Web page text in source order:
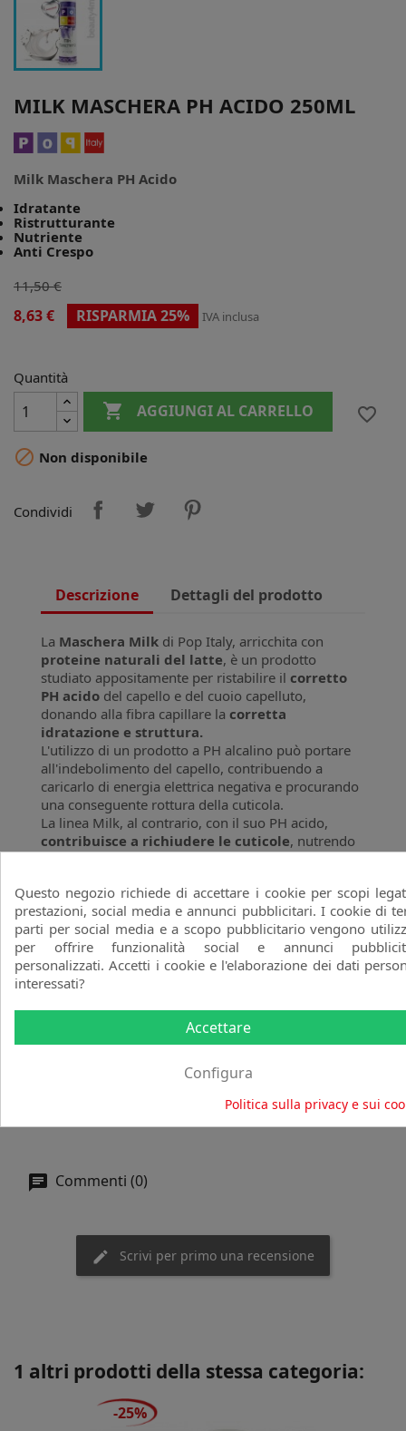
MILK MASCHERA PH ACIDO 250ML
Milk Maschera PH Acido
Idratante
Ristrutturante
Nutriente
Anti Crespo
11,50 €
8,63 € RISPARMIA 25% IVA inclusa
Quantità
 AGGIUNGI AL CARRELLO
favorite_border
 Non disponibile
Condividi
Descrizione Dettagli del prodotto
La Maschera Milk di Pop Italy, arricchita con
proteine naturali del latte, è un prodotto
studiato appositamente per ristabilire il corretto
PH acido del capello e del cuoio capelluto,
donando alla fibra capillare la corretta
idratazione e struttura.
L'utilizzo di un prodotto a PH alcalino può portare
all'indebolimento del capello, contribuendo a
caricarlo di energia elettrica negativa e procurando
una conseguente rottura della cuticola.
La linea Milk, al contrario, con il suo PH acido,
contribuisce a richiudere le cuticole, nutrendo
la fibra capillare in profondità edonando un
La sua formula specifica, agisce sulle zone più
sensibiliidratando ed eliminando l'effetto
crespoe la carica elettrostatica, mentre le proteine
contenute nella sua formulazione rendono inoltre i
capelli soffici e docili al pettine.
Dopo lo shampoo, su capelli bagnati, applicare 1/2
noci di prodotto su lunghezze e punte,
1 minuto e risciacquare abbondantemente.
Commenti (0)
Scrivi per primo una recensione
1 altri prodotti della stessa categoria:
-25%
Questo negozio richiede di accettare i cookie per scopi
prestazioni, social media e annunci pubblicitari. I cookie di
parti per social media e a scopo pubblicitario vengono
per offrire funzionalità social e annunci
personalizzati. Accetti i cookie e l'elaborazione dei dati
interessati?
Accettare
Configura
Politica sulla privacy e sui